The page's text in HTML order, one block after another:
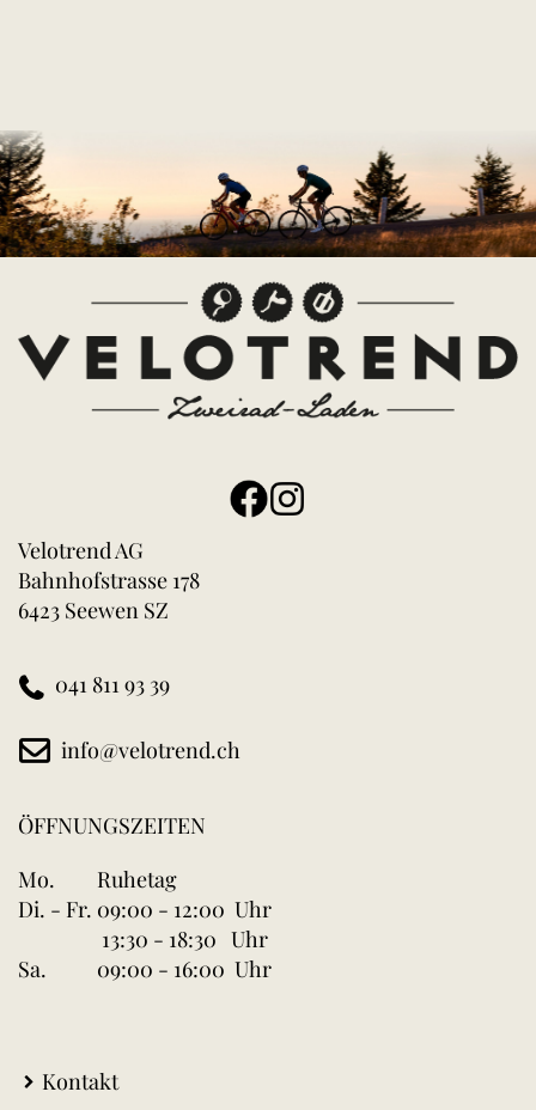
Velotrend AG
Bahnhofstrasse 178
6423 Seewen SZ
041 811 93 39
info@velotrend.ch
ÖFFNUNGSZEITEN
Mo.
Ruhetag
Di. - Fr. 09:00 - 12:00 Uhr
13:30 - 18:30 Uhr
Sa.
09:00 - 16:00 Uhr
Kontakt